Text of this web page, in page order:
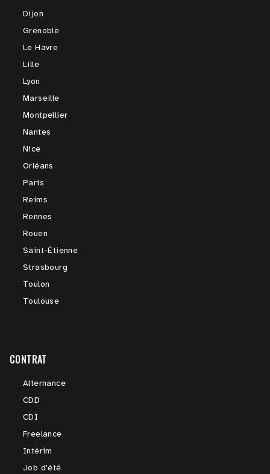
Dijon
Grenoble
Le Havre
Lille
Lyon
Marseille
Montpellier
Nantes
Nice
Orléans
Paris
Reims
Rennes
Rouen
Saint-Étienne
Strasbourg
Toulon
Toulouse
CONTRAT
Alternance
CDD
CDI
Freelance
Intérim
Job d'été